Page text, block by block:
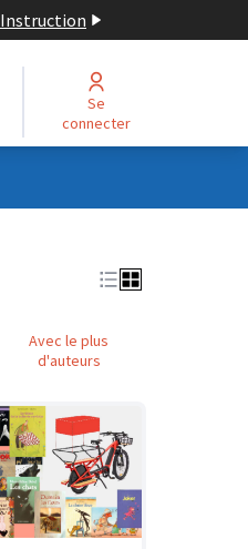
Instruction
Se
connecter
Avec le plus
d'auteurs